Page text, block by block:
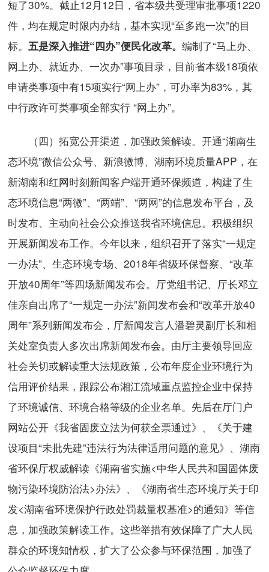
短了30%。截止12月12日，省本级共受理审批事项1220
件，均在规定时限内办结，基本实现“至多跑一次”的目
标。 五是深入推进“四办”便民化改革。 编制了“马上办、
网上办、就近办、一次办”事项目录，目前省本级18项依
申请类事项中有15项实行“网上办”，可办率为83%，其
中行政许可类事项全部实行 “网上办”。
（四）拓宽公开渠道，加强政策解读。开通“湖南生
态环境”微信公众号、新浪微博、湖南环境质量APP，在
新湖南和红网时刻新闻客户端开通环保频道，构建了生
态环境信息“两微”、“两端”、“两网”的信息发布平台，及
时发布、主动向社会公众推送我省环境信息。积极组织
开展新闻发布工作。今年以来，组织召开了落实“一规定
一办法”、生态环境专场、2018年省级环保督察、“改革
开放40周年”等四场新闻发布会。厅党组书记、厅长邓立
佳亲自出席了“一规定一办法”新闻发布会和“改革开放40
周年”系列新闻发布会，厅新闻发言人潘碧灵副厅长和相
关处室负责人多次出席新闻发布会。由厅主要领导回应
社会关切或解读重大法规政策，公布年度企业环境行为
信用评价结果，跟踪公布湘江流域重点监控企业中保持
了环境诚信、环境合格等级的企业名单。先后在厅门户
网站公开《我省固废立法为何获全票通过》、《关于建
设项目“未批先建”违法行为法律适用问题的意见》、湖南
省环保厅权威解读《湖南省实施<中华人民共和国固体废
物污染环境防治法>办法》、《湖南省生态环境厅关于印
发<湖南省环境保护行政处罚裁量权基准>的通知》等信
息，加强政策解读工作。这些举措有效保障了广大人民
群众的环境知情权，扩大了公众参与环保范围，加强了